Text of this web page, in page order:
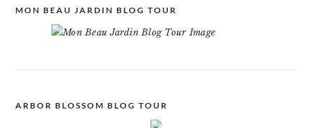
MON BEAU JARDIN BLOG TOUR
ARBOR BLOSSOM BLOG TOUR